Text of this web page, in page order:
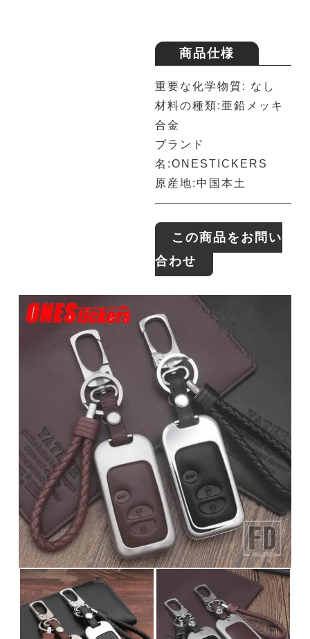
商品仕様
重要な化学物質: なし
材料の種類:亜鉛メッキ
合金
ブランド
名:ONESTICKERS
原産地:中国本土
この商品をお問い
合わせ